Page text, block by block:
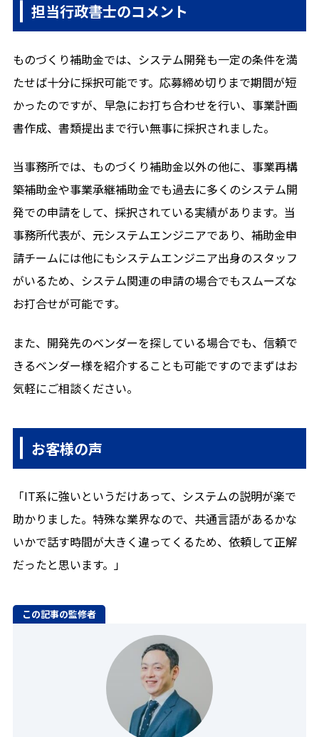
担当行政書士のコメント
ものづくり補助金では、システム開発も一定の条件を満
たせば十分に採択可能です。応募締め切りまで期間が短
かったのですが、早急にお打ち合わせを行い、事業計画
書作成、書類提出まで行い無事に採択されました。
当事務所では、ものづくり補助金以外の他に、事業再構
築補助金や事業承継補助金でも過去に多くのシステム開
発での申請をして、採択されている実績があります。当
事務所代表が、元システムエンジニアであり、補助金申
請チームには他にもシステムエンジニア出身のスタッフ
がいるため、システム関連の申請の場合でもスムーズな
お打合せが可能です。
また、開発先のベンダーを探している場合でも、信頼で
きるベンダー様を紹介することも可能ですのでまずはお
気軽にご相談ください。
お客様の声
「IT系に強いというだけあって、システムの説明が楽で
助かりました。特殊な業界なので、共通言語があるかな
いかで話す時間が大きく違ってくるため、依頼して正解
だったと思います。」
この記事の監修者